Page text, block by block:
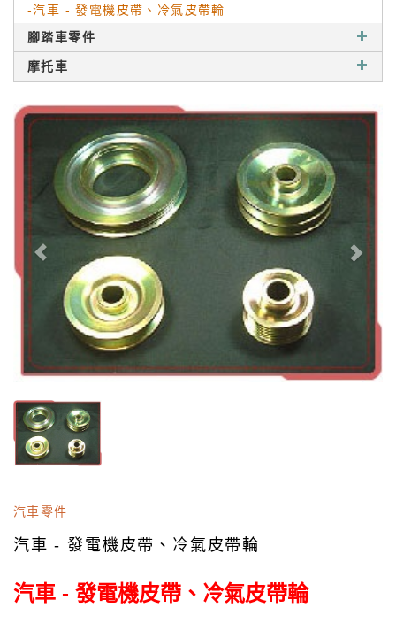
-汽車 - 發電機皮帶、冷氣皮帶輪
腳踏車零件
摩托車
汽車零件
汽車 - 發電機皮帶、冷氣皮帶輪
汽車 - 發電機皮帶、冷氣皮帶輪